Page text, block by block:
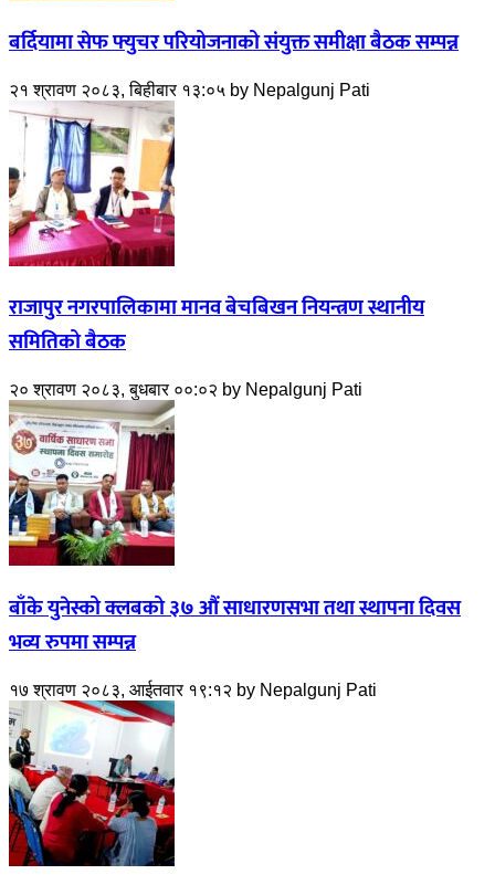
बर्दियामा सेफ फ्युचर परियोजनाको संयुक्त समीक्षा बैठक सम्पन्न
२१ श्रावण २०८३, बिहीबार १३:०५ by Nepalgunj Pati
राजापुर नगरपालिकामा मानव बेचबिखन नियन्त्रण स्थानीय
समितिको बैठक
२० श्रावण २०८३, बुधबार ००:०२ by Nepalgunj Pati
बाँके युनेस्को क्लबको ३७ औं साधारणसभा तथा स्थापना दिवस
भव्य रुपमा सम्पन्न
१७ श्रावण २०८३, आईतवार १९:१२ by Nepalgunj Pati